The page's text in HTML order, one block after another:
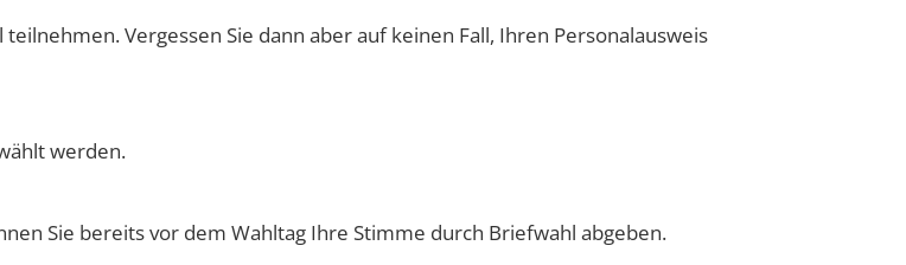
Vergessen Sie dann aber auf keinen Fall, Ihren Personalausweis
werden.
Sie bereits vor dem Wahltag Ihre Stimme durch Briefwahl abgeben.